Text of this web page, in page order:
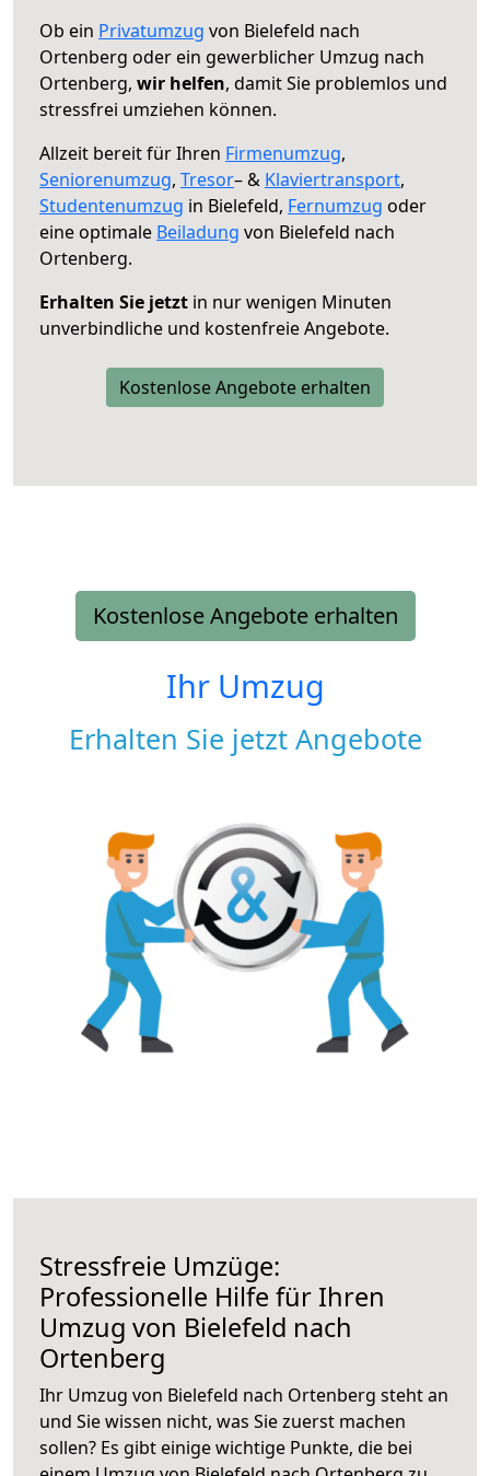
Ob ein Privatumzug von Bielefeld nach
Ortenberg oder ein gewerblicher Umzug nach
Ortenberg, wir helfen, damit Sie problemlos und
stressfrei umziehen können.
Allzeit bereit für Ihren Firmenumzug,
Seniorenumzug, Tresor– & Klaviertransport,
Studentenumzug in Bielefeld, Fernumzug oder
eine optimale Beiladung von Bielefeld nach
Ortenberg.
Erhalten Sie jetzt in nur wenigen Minuten
unverbindliche und kostenfreie Angebote.
Kostenlose Angebote erhalten
Kostenlose Angebote erhalten
Ihr Umzug
Erhalten Sie jetzt Angebote
Stressfreie Umzüge:
Professionelle Hilfe für Ihren
Umzug von Bielefeld nach
Ortenberg
Ihr Umzug von Bielefeld nach Ortenberg steht an
und Sie wissen nicht, was Sie zuerst machen
sollen? Es gibt einige wichtige Punkte, die bei